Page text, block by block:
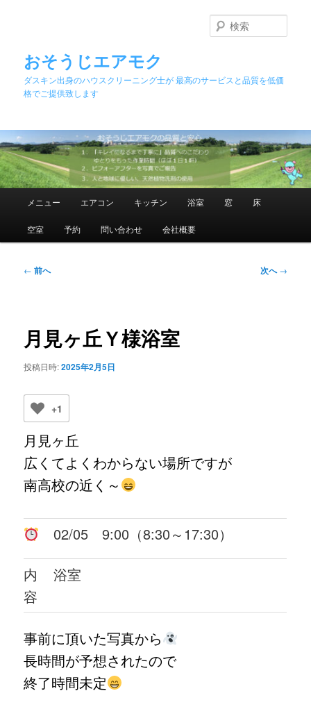
移
動
おそうじエアモク
ダスキン出身のハウスクリーニング士が 最高のサービスと品質を低価
格でご提供致します
索
メ
メニュー エアコン キッチン 浴室 窓 床
空室 予約 問い合わせ 会社概要
投
ゲ
ー
ョ
← 前へ 次へ→
月見ヶ丘Ｙ様浴室
投稿日時:2025年2月5日
+1
月見ヶ丘
広くてよくわからない場所ですが
南高校の近く～
02/05 9:00（8:30～17:30）
内
容
浴室
事前に頂いた写真から
長時間が予想されたので
終了時間未定